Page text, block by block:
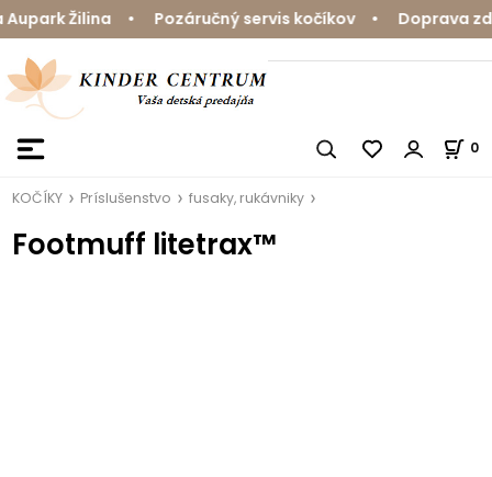
Žilina • Pozáručný servis kočíkov • Doprava
0
KOČÍKY Príslušenstvo fusaky, rukávniky
Footmuff litetrax™